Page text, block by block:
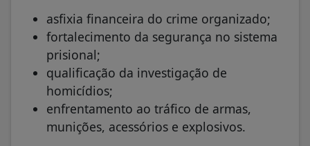
asfixia financeira do crime organizado;
fortalecimento da segurança no sistema
prisional;
qualificação da investigação de
homicídios;
enfrentamento ao tráfico de armas,
munições, acessórios e explosivos.